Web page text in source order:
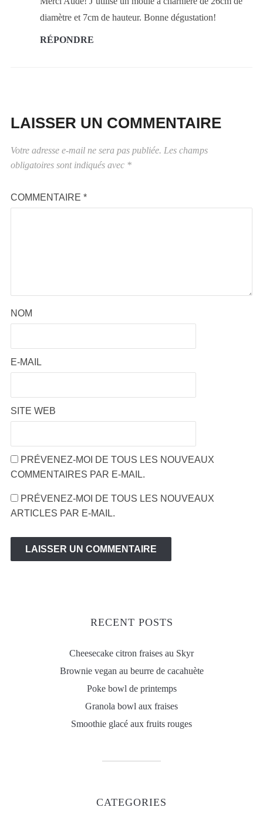
diamètre et 7cm de hauteur. Bonne dégustation!
RÉPONDRE
LAISSER UN COMMENTAIRE
Votre adresse e-mail ne sera pas publiée. Les champs
obligatoires sont indiqués avec *
COMMENTAIRE *
NOM
E-MAIL
SITE WEB
PRÉVENEZ-MOI DE TOUS LES NOUVEAUX
COMMENTAIRES PAR E-MAIL.
PRÉVENEZ-MOI DE TOUS LES NOUVEAUX
ARTICLES PAR E-MAIL.
RECENT POSTS
Cheesecake citron fraises au Skyr
Brownie vegan au beurre de cacahuète
Poke bowl de printemps
Granola bowl aux fraises
Smoothie glacé aux fruits rouges
CATEGORIES